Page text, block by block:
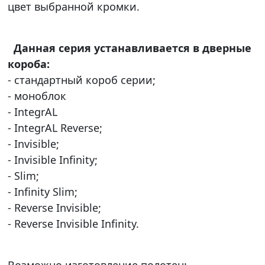
цвет выбранной кромки.
Данная серия устанавливается в дверные
короба:
- стандартный короб серии;
- моноблок
- IntegrAL
- IntegrAL Reverse;
- Invisible;
- Invisible Infinity;
- Slim;
- Infinity Slim;
- Reverse Invisible;
- Reverse Invisible Infinity.